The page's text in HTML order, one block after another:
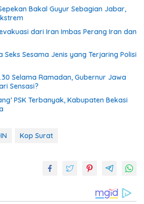
Bakal Guyur Sebagian Jabar,
dari Iran Imbas Perang Iran dan
Seks Sesama Jenis yang Terjaring Polisi
Selama Ramadan, Gubernur Jawa
Sensasi?
PSK Terbanyak, Kabupaten Bekasi
Kop Surat